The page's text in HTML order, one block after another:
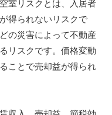
室リスクとは、入居者
得られないリスクで
の災害によって不動産
リスクです。価格変動
ことで売却益が得られ